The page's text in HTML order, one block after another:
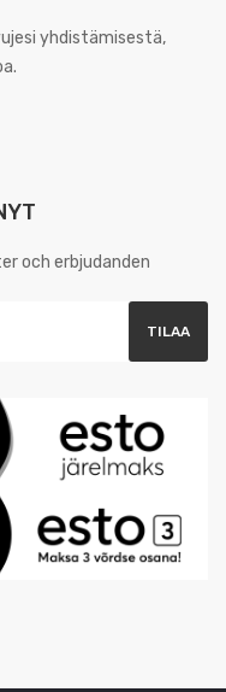
yhdistämisestä,
och erbjudanden